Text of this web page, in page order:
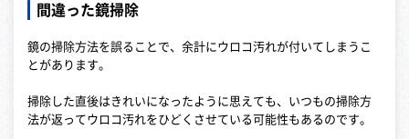
間違った鏡掃除
鏡の掃除方法を誤ることで、余計にウロコ汚れが付いてしまうこ
とがあります。
掃除した直後はきれいになったように思えても、いつもの掃除方
法が返ってウロコ汚れをひどくさせている可能性もあるのです。